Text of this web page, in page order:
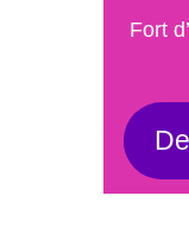
Fort